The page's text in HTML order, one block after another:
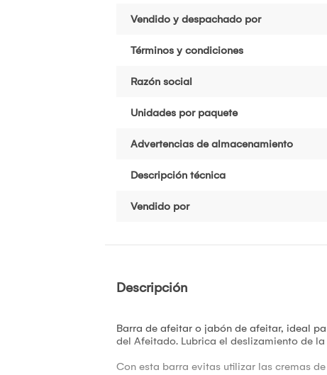
Vendido y despachado por
Términos y condiciones
Razón social
Unidades por paquete
Advertencias de almacenamiento
Descripción técnica
Vendido por
Descripción
Barra de afeitar o jabón de afeitar, ideal
del Afeitado. Lubrica el deslizamiento de
Con esta barra evitas utilizar las cremas